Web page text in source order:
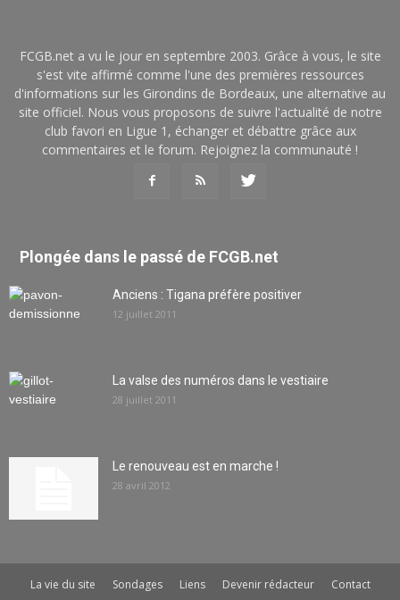
FCGB.net a vu le jour en septembre 2003. Grâce à vous, le site
s'est vite affirmé comme l'une des premières ressources
d'informations sur les Girondins de Bordeaux, une alternative au
site officiel. Nous vous proposons de suivre l'actualité de notre
club favori en Ligue 1, échanger et débattre grâce aux
commentaires et le forum. Rejoignez la communauté !
Plongée dans le passé de FCGB.net
Anciens : Tigana préfère positiver
12 juillet 2011
La valse des numéros dans le vestiaire
28 juillet 2011
Le renouveau est en marche !
28 avril 2012
La vie du site Sondages Liens Devenir rédacteur Contact